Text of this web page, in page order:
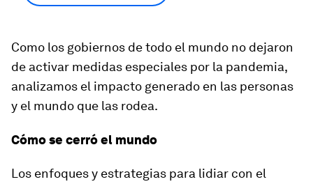
Como los gobiernos de todo el mundo no dejaron
de activar medidas especiales por la pandemia,
analizamos el impacto generado en las personas
y el mundo que las rodea.
Cómo se cerró el mundo
Los enfoques y estrategias para lidiar con el